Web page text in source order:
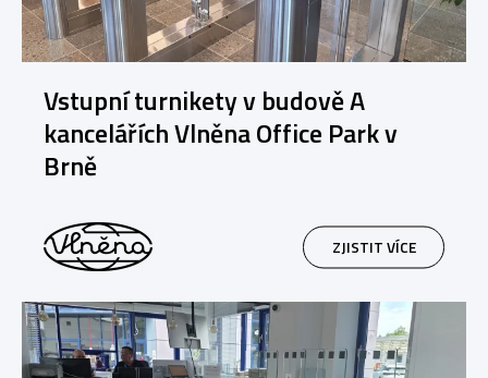
Vstupní turnikety v budově A
kancelářích Vlněna Office Park v
Brně
ZJISTIT VÍCE